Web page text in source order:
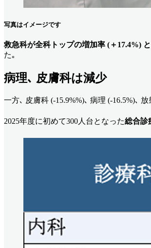
写真はイメージです
救急科が全科トップの増加率 (＋17.4%)
た｡
病理､ 皮膚科は減少
一方､ 皮膚科 (-15.9%%)､ 病理 (-16.5%)､
2025年度に初めて300人台となった総合診